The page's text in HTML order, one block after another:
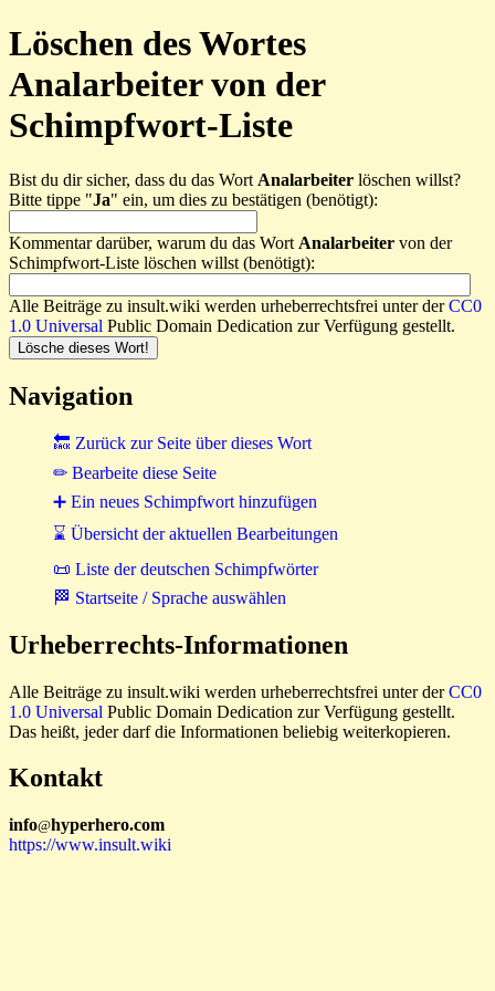
Löschen des Wortes
Analarbeiter von der
Schimpfwort-Liste
Bist du dir sicher, dass du das Wort Analarbeiter löschen willst?
Bitte tippe "Ja" ein, um dies zu bestätigen (benötigt):
Kommentar darüber, warum du das Wort Analarbeiter von der
Schimpfwort-Liste löschen willst (benötigt):
Alle Beiträge zu insult.wiki werden urheberrechtsfrei unter derCC0
1.0 Universal Public Domain Dedication zur Verfügung gestellt.
Navigation
🔙 Zurück zur Seite über dieses Wort
✏ Bearbeite diese Seite
➕ Ein neues Schimpfwort hinzufügen
⌛ Übersicht der aktuellen Bearbeitungen
📜 Liste der deutschen Schimpfwörter
🏁 Startseite / Sprache auswählen
Urheberrechts-Informationen
Alle Beiträge zu insult.wiki werden urheberrechtsfrei unter derCC0
1.0 Universal Public Domain Dedication zur Verfügung gestellt.
Das heißt, jeder darf die Informationen beliebig weiterkopieren.
Kontakt
info@hyperhero.com
https://www.insult.wiki